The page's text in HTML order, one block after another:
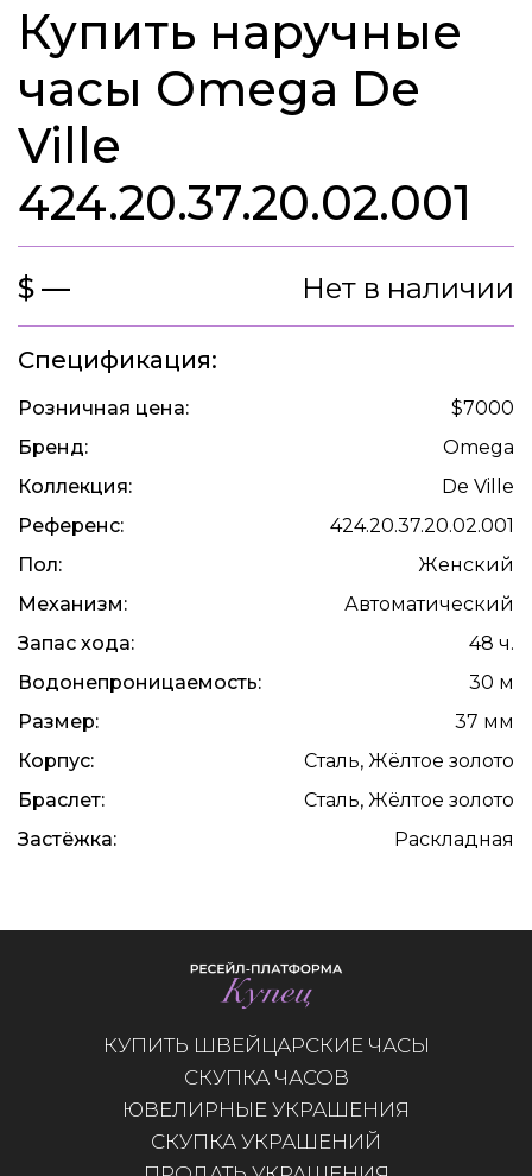
Купить наручные
часы Omega De
Ville
424.20.37.20.02.001
$ — Нет в наличии
Спецификация:
Розничная цена:
$7000
Бренд:
Omega
Коллекция:
De Ville
Референс:
424.20.37.20.02.001
Пол:
Женский
Механизм:
Автоматический
Запас хода:
48 ч.
Водонепроницаемость:
30 м
Размер:
37 мм
Корпус:
Сталь, Жёлтое золото
Браслет:
Сталь, Жёлтое золото
Застёжка:
Раскладная
КУПИТЬ ШВЕЙЦАРСКИЕ ЧАСЫ
СКУПКА ЧАСОВ
ЮВЕЛИРНЫЕ УКРАШЕНИЯ
СКУПКА УКРАШЕНИЙ